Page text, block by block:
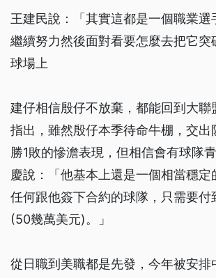
王建民說：「其實這都是一個職業選
繼續努力然後面對看要怎麼去把它突
球場上
建仔相信殷仔不放棄，都能回到大聯
指出，雖然殷仔本季待命牛棚，交
勝1敗的慘澹表現，但相信會有球隊
慶說：「他基本上還是一個相當穩定
任何跟他簽下合約的球隊，只需要付
(50幾萬美元)。」
從日職到美職都是先發，今年被安排